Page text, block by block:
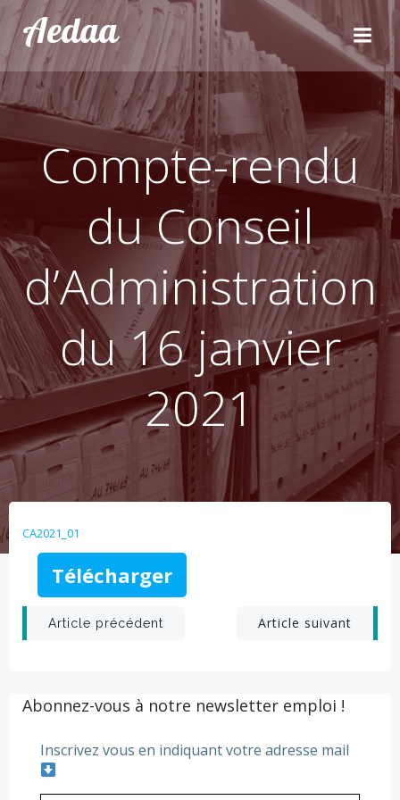
Aller
au
contenu
Aedaa
Compte-rendu
du Conseil
d’Administration
du 16 janvier
2021
CA2021_01
Télécharger
Post
Article précédent
PostArticle suivant
Abonnez-vous à notre newsletter emploi !
Inscrivez vous en indiquant votre adresse mail